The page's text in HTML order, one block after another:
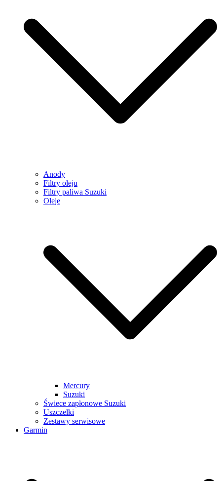
Anody
Filtry oleju
Filtry paliwa Suzuki
Oleje
Mercury
Suzuki
Świece zapłonowe Suzuki
Uszczelki
Zestawy serwisowe
Garmin